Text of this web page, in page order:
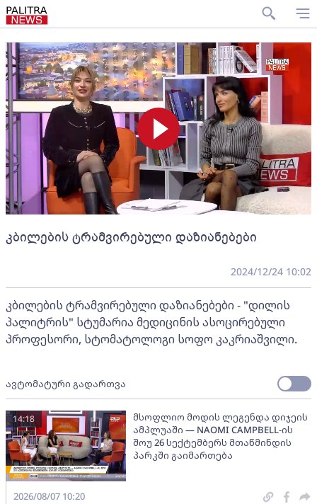
კბილების ტრამვირებული დაზიანებები
2024/12/24 10:02
კბილების ტრამვირებული დაზიანებები - "დილის
პალიტრის" სტუმარია მედიცინის ასოცირებული
პროფესორი, სტომატოლოგი სოფო კაკრიაშვილი.
ავტომატური გადართვა
მსოფლიო მოდის ლეგენდა დიჯეის
ამპლუაში — NAOMI CAMPBELL-ის
შოუ 26 სექტემბერს მთაწმინდის
პარკში გაიმართება
14:18
2026/08/07 10:20